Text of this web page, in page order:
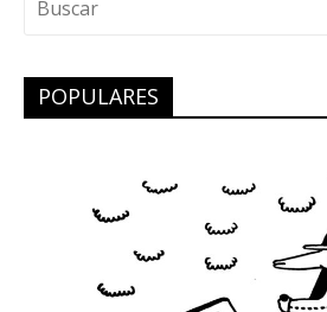
POPULARES